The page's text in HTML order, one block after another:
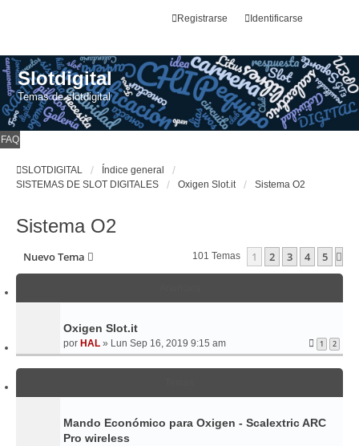
Identificarse
Registrarse
Slotdigital
Temas de slotdigital
FAQ
SLOTDIGITAL
Índice general
SISTEMAS DE SLOT DIGITALES
Oxigen Slot.it Sistema O2
Sistema O2
Nuevo Tema 101 Temas 1 2 3 4 5
Oxigen Slot.it
por HAL » Lun Sep 16, 2019 9:15 am 1 2
Mando Económico para Oxigen - Scalextric ARC
Pro wireless